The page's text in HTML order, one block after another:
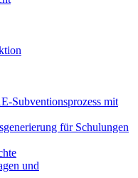
Subventionsprozess mit
für Schulungen
und